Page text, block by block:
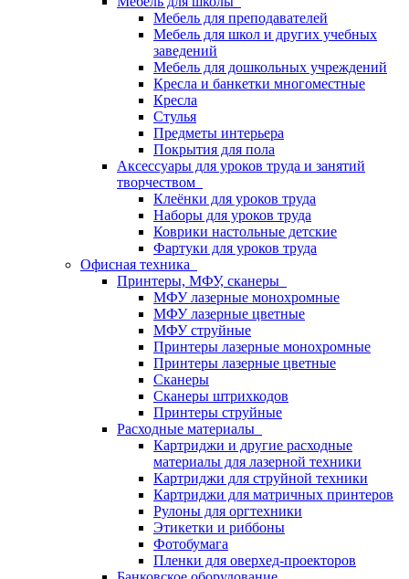
Мебель для преподавателей
Мебель для школ и других учебных
заведений
Мебель для дошкольных учреждений
Кресла и банкетки многоместные
Кресла
Стулья
Предметы интерьера
Покрытия для пола
Аксессуары для уроков труда и занятий
творчеством
Клеёнки для уроков труда
Наборы для уроков труда
Коврики настольные детские
Фартуки для уроков труда
Офисная техника
Принтеры, МФУ, сканеры
МФУ лазерные монохромные
МФУ лазерные цветные
МФУ струйные
Принтеры лазерные монохромные
Принтеры лазерные цветные
Сканеры
Сканеры штрихкодов
Принтеры струйные
Расходные материалы
Картриджи и другие расходные
материалы для лазерной техники
Картриджи для струйной техники
Картриджи для матричных принтеров
Рулоны для оргтехники
Этикетки и риббоны
Фотобумага
Пленки для оверхед-проекторов